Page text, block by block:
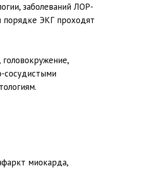
заболеваний ЛОР-
порядке ЭКГ проходят
сосудистыми
миокарда,